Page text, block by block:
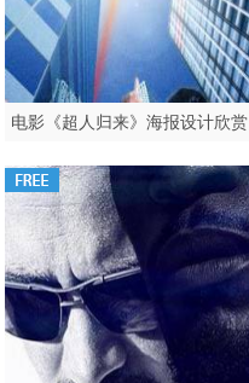
电影《超人归来》海报设计欣赏